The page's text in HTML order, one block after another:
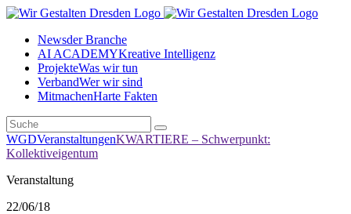
Newsder Branche
AI ACADEMYKreative Intelligenz
ProjekteWas wir tun
VerbandWer wir sind
MitmachenHarte Fakten
WGDVeranstaltungenKWARTIERE – Schwerpunkt:
Kollektiveigentum
Veranstaltung
22/06/18